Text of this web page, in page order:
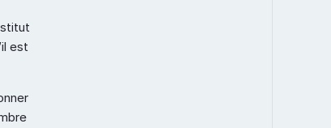
est